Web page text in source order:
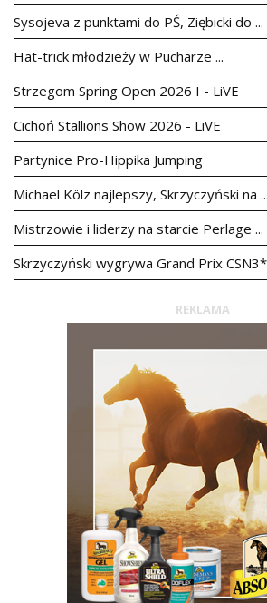
Sysojeva z punktami do PŚ, Ziębicki do ...
Hat-trick młodzieży w Pucharze ...
Strzegom Spring Open 2026 I - LiVE
Cichoń Stallions Show 2026 - LiVE
Partynice Pro-Hippika Jumping
Michael Kölz najlepszy, Skrzyczyński na ...
Mistrzowie i liderzy na starcie Perlage ...
Skrzyczyński wygrywa Grand Prix CSN3*
REKLAMA